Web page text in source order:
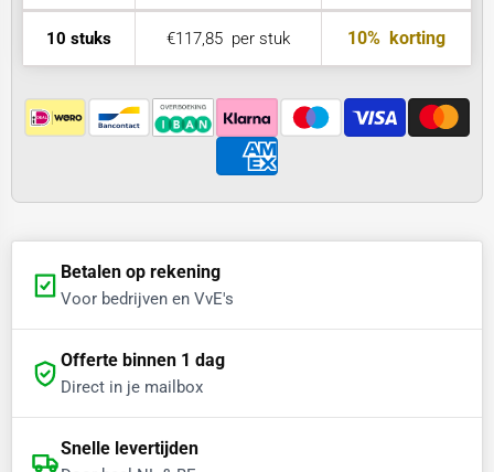
10 stuks €117,85per stuk 10%korting
Betalen op rekening
Voor bedrijven en VvE's
Offerte binnen 1 dag
Direct in je mailbox
Snelle levertijden